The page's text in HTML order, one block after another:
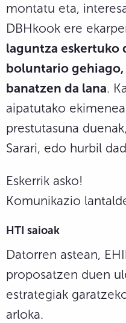
montatu eta,
DBHkook ere
laguntza eskertuko
boluntario
banatzen da lana.
aipatutako
prestutasuna
Sarari, edo hurbil
Eskerrik asko!
Komunikazio
HTI saioak
Datorren astean,
proposatzen duen
estrategiak
arloka.